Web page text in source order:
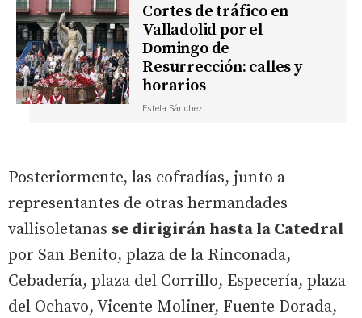
Cortes de tráfico en
Valladolid por el
Domingo de
Resurrección: calles y
horarios
Estela Sánchez
Posteriormente, las cofradías, junto a
representantes de otras hermandades
vallisoletanas se dirigirán hasta la Catedral
por San Benito, plaza de la Rinconada,
Cebadería, plaza del Corrillo, Especería, plaza
del Ochavo, Vicente Moliner, Fuente Dorada,